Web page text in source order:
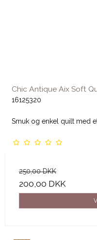
Chic Antique Aix Soft
16125320
Smuk og enkel quilt med
250,00 DKK
200,00 DKK